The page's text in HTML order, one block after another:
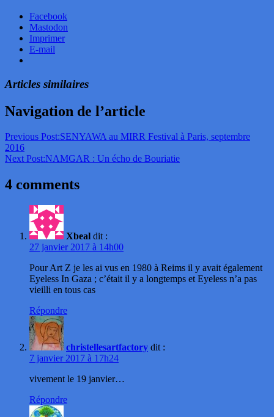
Facebook
Mastodon
Imprimer
E-mail
Articles similaires
Navigation de l’article
Previous Post:SENYAWA au MIRR Festival à Paris, septembre
2016
Next Post:NAMGAR : Un écho de Bouriatie
4 comments
Xbeal dit :
27 janvier 2017 à 14h00
Pour Art Z je les ai vus en 1980 à Reims il y avait également
Eyeless In Gaza ; c’était il y a longtemps et Eyeless n’a pas
vieilli en tous cas
Répondre
christellesartfactory dit :
7 janvier 2017 à 17h24
vivement le 19 janvier…
Répondre